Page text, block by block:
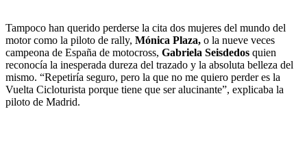
Tampoco han querido perderse la cita dos mujeres del mundo del
motor como la piloto de rally, Mónica Plaza, o la nueve veces
campeona de España de motocross, Gabriela Seisdedos quien
reconocía la inesperada dureza del trazado y la absoluta belleza del
mismo. “Repetiría seguro, pero la que no me quiero perder es la
Vuelta Cicloturista porque tiene que ser alucinante”, explicaba la
piloto de Madrid.